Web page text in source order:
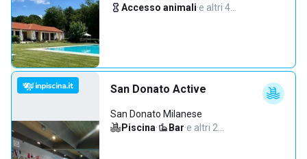
Accesso animali·e altri 4…
San Donato Active
San Donato Milanese
Piscina· Bar·e altri 2…